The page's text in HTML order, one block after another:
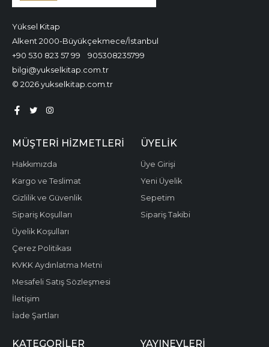
Yüksel Kitap
Alkent 2000-Büyükçekmece/İstanbul
+90 530 823 57 99
905308235799
bilgi@yukselkitap.com.tr
© 2026 yukselkitap.com.tr
MÜŞTERI HIZMETLERI
Hakkımızda
Kargo ve Teslimat
Gizlilik ve Güvenlik
Sipariş Koşulları
Üyelik Koşulları
Çerez Politikası
KVKK Aydınlatma Metni
Mesafeli Satış Sözleşmesi
İletişim
İade Şartları
ÜYELIK
Üye Girişi
Yeni Üyelik
Sepetim
Sipariş Takibi
KATEGORILER YAYINEVLERI